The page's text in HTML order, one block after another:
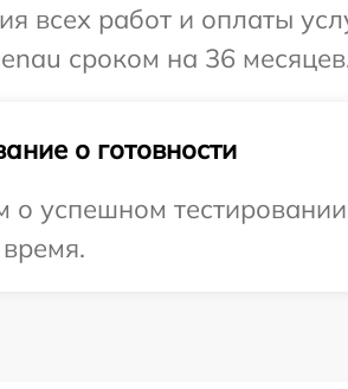
всех работ и оплаты
сроком на 36
о готовности
успешном тестировании